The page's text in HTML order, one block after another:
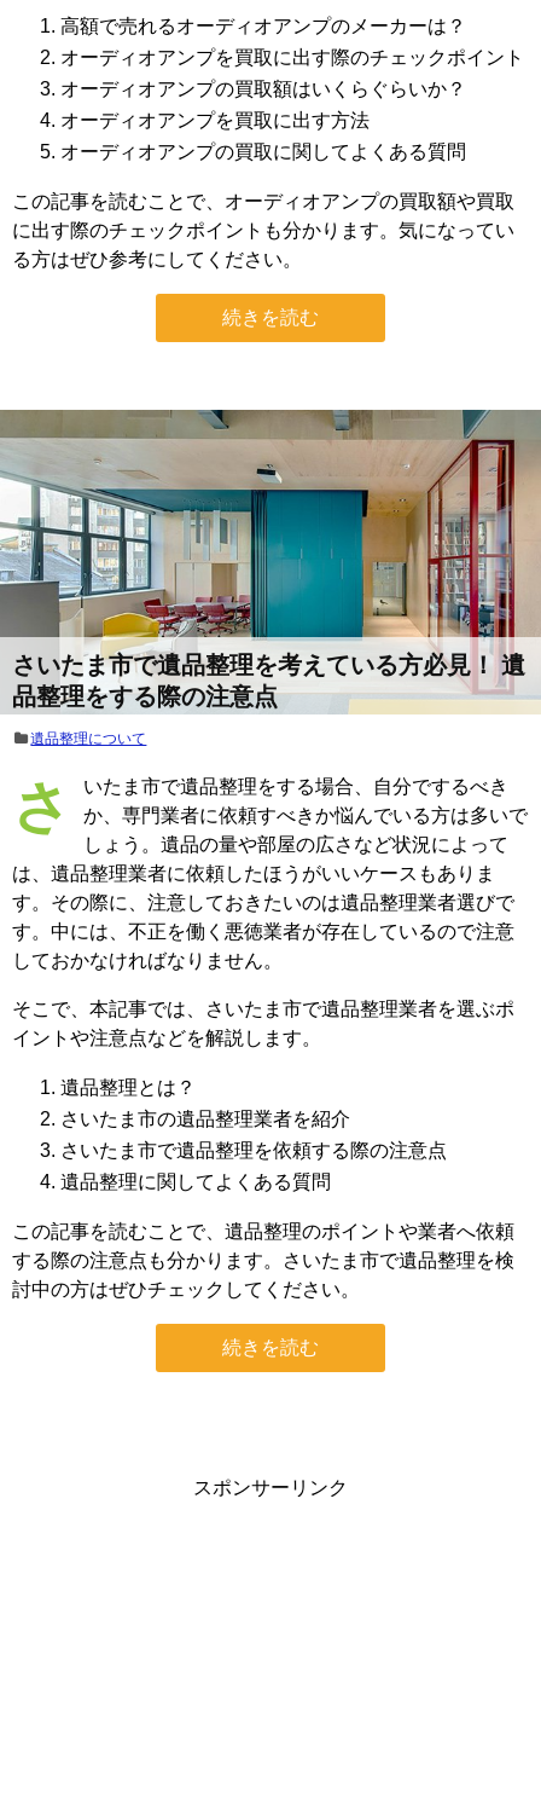
高額で売れるオーディオアンプのメーカーは？
オーディオアンプを買取に出す際のチェックポイント
オーディオアンプの買取額はいくらぐらいか？
オーディオアンプを買取に出す方法
オーディオアンプの買取に関してよくある質問
この記事を読むことで、オーディオアンプの買取額や買取
に出す際のチェックポイントも分かります。気になってい
る方はぜひ参考にしてください。
続きを読む
さいたま市で遺品整理を考えている方必見！ 遺
品整理をする際の注意点
遺品整理について
さいたま市で遺品整理をする場合、自分でするべき
か、専門業者に依頼すべきか悩んでいる方は多いで
しょう。遺品の量や部屋の広さなど状況によって
は、遺品整理業者に依頼したほうがいいケースもありま
す。その際に、注意しておきたいのは遺品整理業者選びで
す。中には、不正を働く悪徳業者が存在しているので注意
しておかなければなりません。
そこで、本記事では、さいたま市で遺品整理業者を選ぶポ
イントや注意点などを解説します。
遺品整理とは？
さいたま市の遺品整理業者を紹介
さいたま市で遺品整理を依頼する際の注意点
遺品整理に関してよくある質問
この記事を読むことで、遺品整理のポイントや業者へ依頼
する際の注意点も分かります。さいたま市で遺品整理を検
討中の方はぜひチェックしてください。
続きを読む
スポンサーリンク